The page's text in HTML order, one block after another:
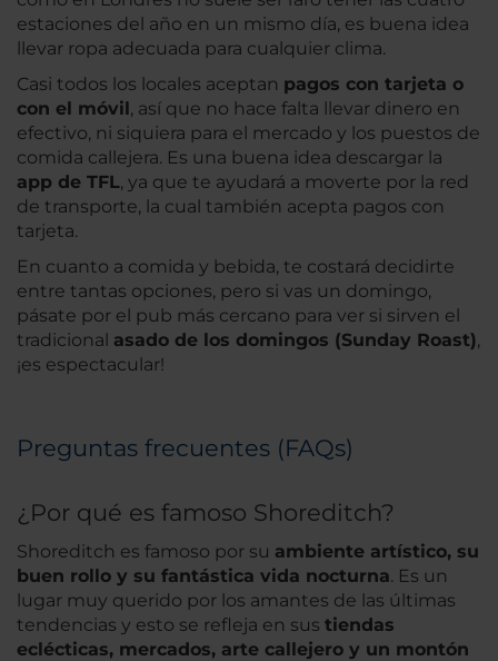
estaciones del año en un mismo día, es buena idea
llevar ropa adecuada para cualquier clima.
Casi todos los locales aceptan pagos con tarjeta o
con el móvil, así que no hace falta llevar dinero en
efectivo, ni siquiera para el mercado y los puestos de
comida callejera. Es una buena idea descargar la
app de TFL, ya que te ayudará a moverte por la red
de transporte, la cual también acepta pagos con
tarjeta.
En cuanto a comida y bebida, te costará decidirte
entre tantas opciones, pero si vas un domingo,
pásate por el pub más cercano para ver si sirven el
tradicional asado de los domingos (Sunday Roast),
¡es espectacular!
Preguntas frecuentes (FAQs)
¿Por qué es famoso Shoreditch?
Shoreditch es famoso por su ambiente artístico, su
buen rollo y su fantástica vida nocturna. Es un
lugar muy querido por los amantes de las últimas
tendencias y esto se refleja en sus tiendas
eclécticas, mercados, arte callejero y un montón